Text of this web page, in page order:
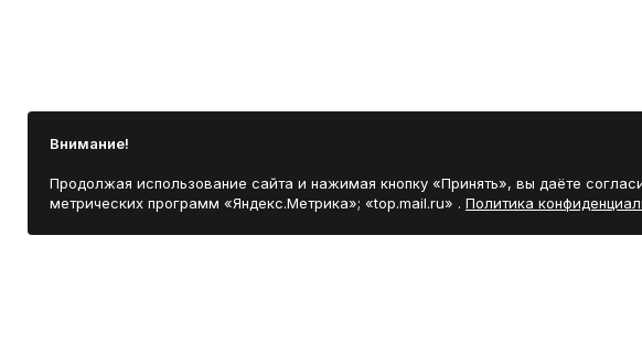
Внимание!
Продолжая использование сайта и нажимая кнопку «Принять», вы даёте
метрических программ «Яндекс.Метрика»; «top.mail.ru» . Политика